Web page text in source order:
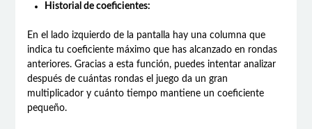
Historial de coeficientes:
En el lado izquierdo de la pantalla hay una columna que
indica tu coeficiente máximo que has alcanzado en rondas
anteriores. Gracias a esta función, puedes intentar analizar
después de cuántas rondas el juego da un gran
multiplicador y cuánto tiempo mantiene un coeficiente
pequeño.